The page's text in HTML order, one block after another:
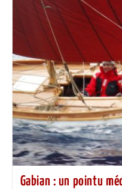
Gabian : un pointu